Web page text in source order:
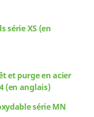
série XS (en
et purge en acier
(en anglais)
série MN